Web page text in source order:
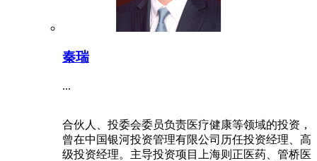
秦瑞
...
合伙人、投委会委员负责医疗健康等领域的投资，
曾在中国银河投资管理有限公司历任投资经理、高
级投资经理。主导投资项目上海则正医药、管桥医